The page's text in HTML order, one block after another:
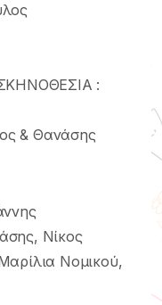
:
& Θανάσης
Νίκος
Νομικού,